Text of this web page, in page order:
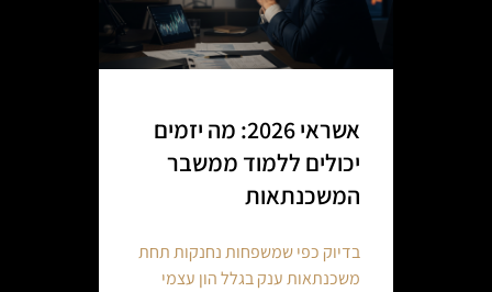
אשראי 2026: מה יזמים
יכולים ללמוד ממשבר
המשכנתאות
בדיוק כפי שמשפחות נחנקות תחת
משכנתאות ענק בגלל הון עצמי